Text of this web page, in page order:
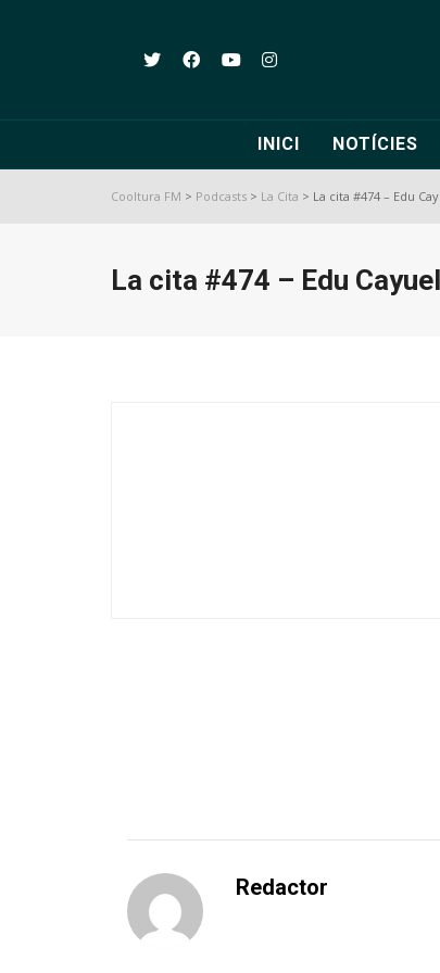
INICI NOTÍCIES
Cooltura FM > Podcasts > La Cita > La cita #474 – Edu
La cita #474 – Edu
Redactor